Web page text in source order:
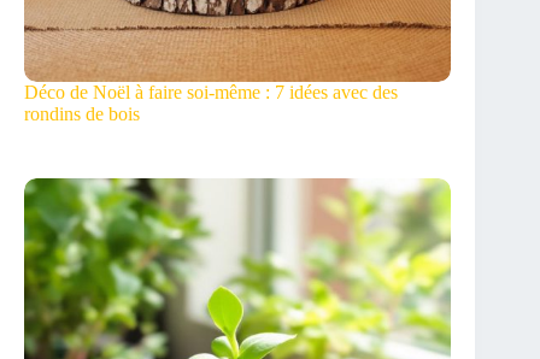
Déco de Noël à faire soi-même : 7 idées avec des
rondins de bois